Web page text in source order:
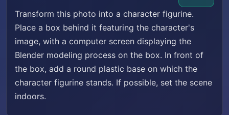
Transform this photo into a character figurine.
Place a box behind it featuring the character's
image, with a computer screen displaying the
Blender modeling process on the box. In front of
the box, add a round plastic base on which the
character figurine stands. If possible, set the scene
indoors.